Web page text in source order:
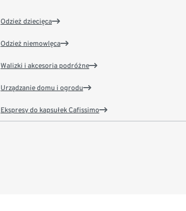
Odzież dziecięca
Odzież niemowlęca
Walizki i akcesoria podróżne
Urządzanie domu i ogrodu
Ekspresy do kapsułek Cafissimo